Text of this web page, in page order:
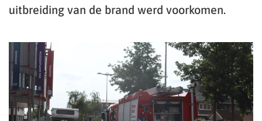
uitbreiding van de brand werd voorkomen.